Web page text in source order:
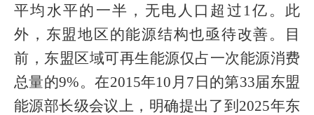
平均水平的一半，无电人口超过 1亿。此
外，东盟地区的能源结构也亟待改善。目
前，东盟区域可再生能源仅占一次能源消费
总量的9%。在2015年10 月 7 日的第33届东盟
能源部长级会议上，明确提出了到 2025年东